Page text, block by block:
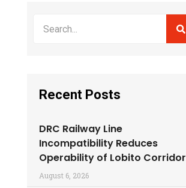
Recent Posts
DRC Railway Line
Incompatibility Reduces
Operability of Lobito Corridor
August 6, 2026